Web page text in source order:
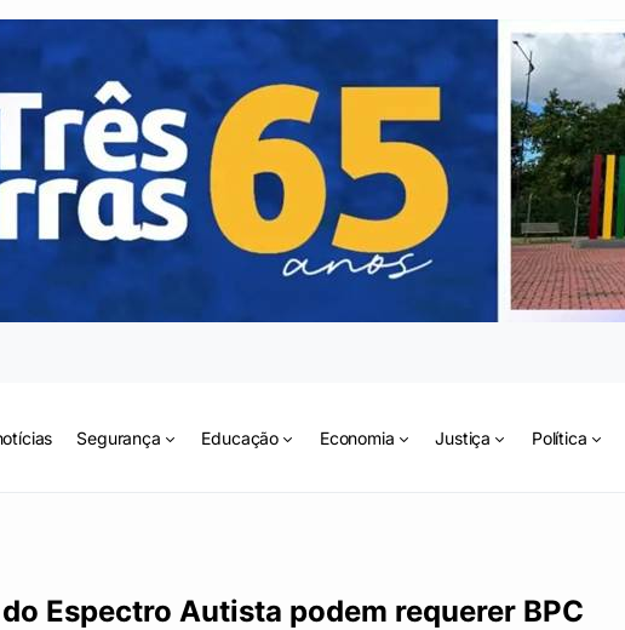
Segurança Educação Economia Justiça Política
Espectro Autista podem requerer BPC